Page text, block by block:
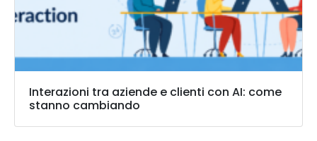
Interazioni tra aziende e clienti con AI: come
stanno cambiando